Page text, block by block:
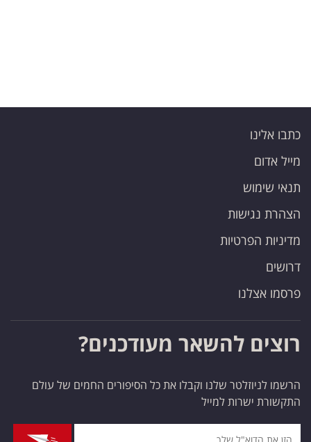
פרסמו
באייס
עקבו
אחרינו:
כתבו אלינו
מייל אדום
תנאי שימוש
הצהרת נגישות
מדיניות הפרטיות
דרושים
פרסמו אצלנו
רוצים להשאר מעודכנים?
הרשמו לניוזלטר שלנו וקבלו את כל הסיפורים החמים של עולם
התקשורת ישרות למייל